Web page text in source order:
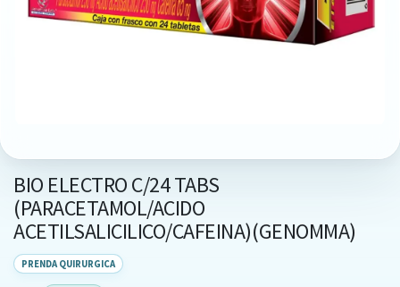
BIO ELECTRO C/24 TABS
(PARACETAMOL/ACIDO
ACETILSALICILICO/CAFEINA)(GENOMMA)
PRENDA QUIRURGICA